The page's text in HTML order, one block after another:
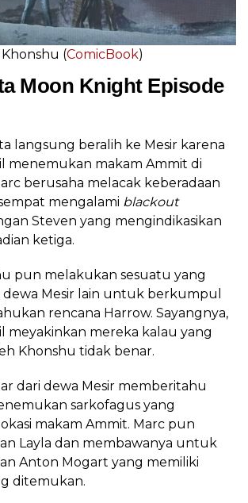
(ComicBook)
Moon Knight Episode
langsung beralih ke Mesir karena
menemukan makam Ammit di
berusaha melacak keberadaan
mengalami blackout
Steven yang mengindikasikan
ketiga.
pun melakukan sesuatu yang
Mesir lain untuk berkumpul
rencana Harrow. Sayangnya,
meyakinkan mereka kalau yang
Khonshu tidak benar.
dari dewa Mesir memberitahu
sarkofagus yang
makam Ammit. Marc pun
Layla dan membawanya untuk
Anton Mogart yang memiliki
ditemukan.